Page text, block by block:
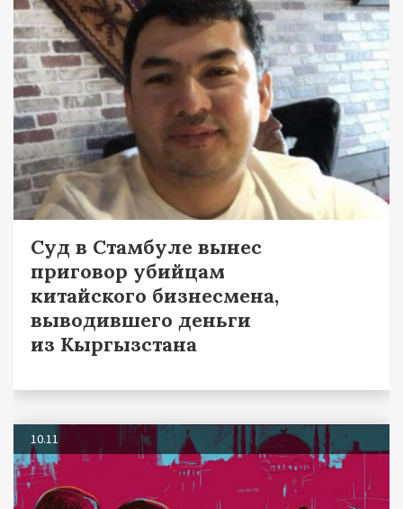
Суд в Стамбуле вынес
приговор убийцам
китайского бизнесмена,
выводившего деньги
из Кыргызстана
10.11